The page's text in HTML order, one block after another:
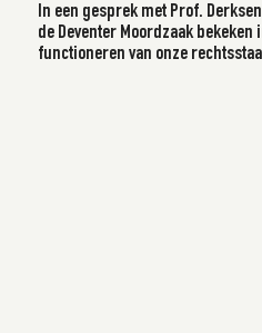
In een gesprek met Prof.
de Deventer Moordzaak bekeken
functioneren van onze